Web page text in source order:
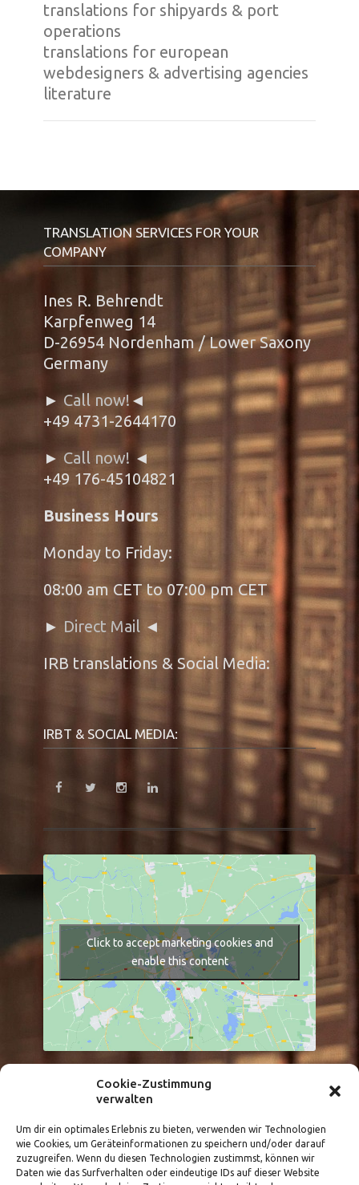
Cookie-Zustimmung
verwalten
Um dir ein optimales Erlebnis zu bieten, verwenden wir Technologien
wie Cookies, um Geräteinformationen zu speichern und/oder darauf
zuzugreifen. Wenn du diesen Technologien zustimmst, können wir
Daten wie das Surfverhalten oder eindeutige IDs auf dieser Website
translations for shipyards & port
operations
translations for european
webdesigners & advertising agencies
literature
TRANSLATION SERVICES FOR YOUR
COMPANY
Ines R. Behrendt
Karpfenweg 14
D-26954 Nordenham / Lower Saxony
Germany
►Call now! ◄
+49 4731-2644170
► Call now! ◄
+49 176-45104821
Business Hours
Monday to Friday:
08:00 am CET to 07:00 pm CET
► Direct Mail ◄
IRB translations & Social Media:
IRBT & SOCIAL MEDIA:
Click to accept marketing cookies and
enable this content
Größere Karte anzeigen